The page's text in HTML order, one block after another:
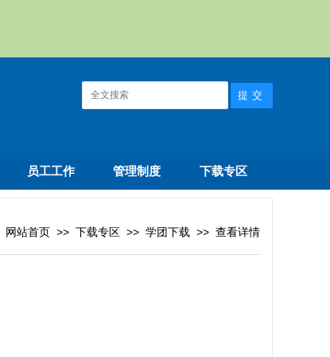
员工工作 管理制度 下载专区
网站首页 >> 下载专区 >> 学团下载 >> 查看详情